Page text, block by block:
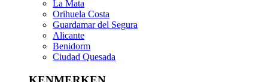
La Mata
Orihuela Costa
Guardamar del Segura
Alicante
Benidorm
Ciudad Quesada